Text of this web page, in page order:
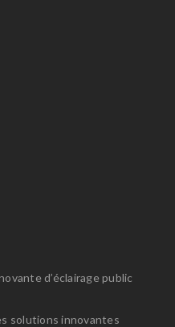
d’éclairage public
solutions innovantes